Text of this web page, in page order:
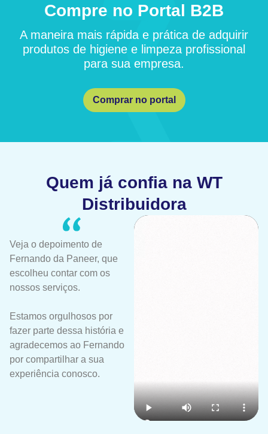
Compre no Portal B2B
A maneira mais rápida e prática de adquirir
produtos de higiene e limpeza profissional
para sua empresa.
Comprar no portal
Quem já confia na WT
Distribuidora
Veja o depoimento de
Fernando da Paneer, que
escolheu contar com os
nossos serviços.
Estamos orgulhosos por
fazer parte dessa história e
agradecemos ao Fernando
por compartilhar a sua
experiência conosco.